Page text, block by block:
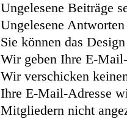
Ungelesene Beiträge
Ungelesene
Sie können das
Wir geben Ihre E-
Wir verschicken
Ihre E-Mail-Adresse
Mitgliedern nicht